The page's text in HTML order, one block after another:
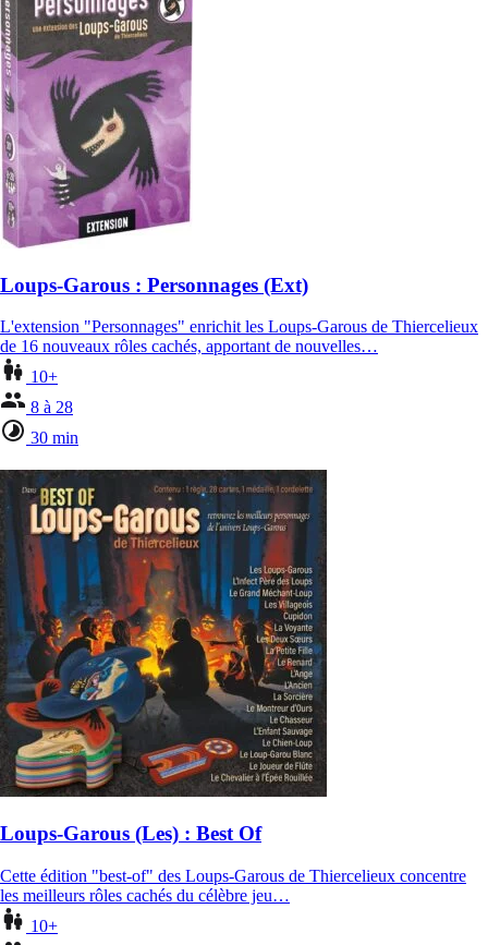
Loups-Garous : Personnages (Ext)
L'extension "Personnages" enrichit les Loups-Garous de Thiercelieux
de 16 nouveaux rôles cachés, apportant de nouvelles…
10+
8 à 28
30 min
Loups-Garous (Les) : Best Of
Cette édition "best-of" des Loups-Garous de Thiercelieux concentre
les meilleurs rôles cachés du célèbre jeu…
10+